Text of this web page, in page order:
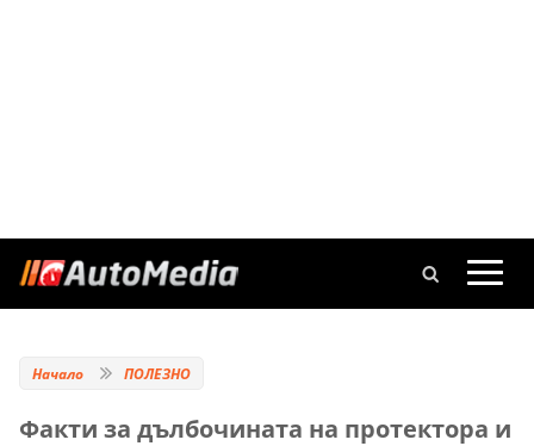
Начало ПОЛЕЗНО
Факти за дълбочината на протектора и